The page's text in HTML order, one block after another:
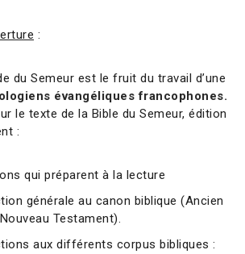
:
du Semeur est le fruit du travail d’une
évangéliques francophones.
le texte de la Bible du Semeur, édition
:
qui préparent à la lecture
générale au canon biblique (Ancien
Testament).
aux différents corpus bibliques :